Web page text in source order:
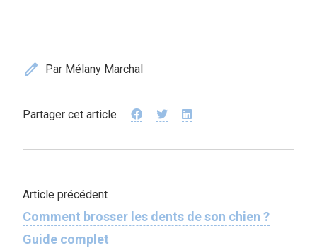
edit Par Mélany Marchal
Partager cet article
Article précédent
Comment brosser les dents de son chien ?
Guide complet